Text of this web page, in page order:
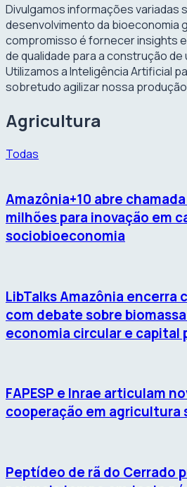
Divulgamos informações variadas
desenvolvimento da bioeconomia
compromisso é fornecer insights
de qualidade para a construção
Utilizamos a Inteligência Artificial
sobretudo agilizar nossa
Agricultura
Todas
Amazônia+10 abre chamada
milhões para inovação em
sociobioeconomia
LibTalks Amazônia encerra
com debate sobre
economia circular e capital
FAPESP e Inrae articulam
cooperação em agricultura
Peptídeo de rã do Cerrado